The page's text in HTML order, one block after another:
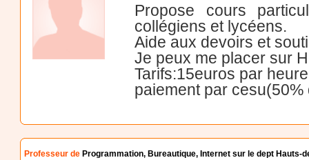
Propose cours
collégiens et lycéens.
Aide aux devoirs et
Je peux me placer sur
Tarifs:15euros par heure
paiement par cesu(50%
Professeur de Programmation, Bureautique, Internet sur le dept Hauts-